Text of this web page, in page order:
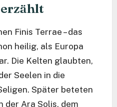
Finis Terrae – das
heilig, als Europa
Die Kelten glaubten,
Seelen in die
Später beteten
der Ara Solis, dem